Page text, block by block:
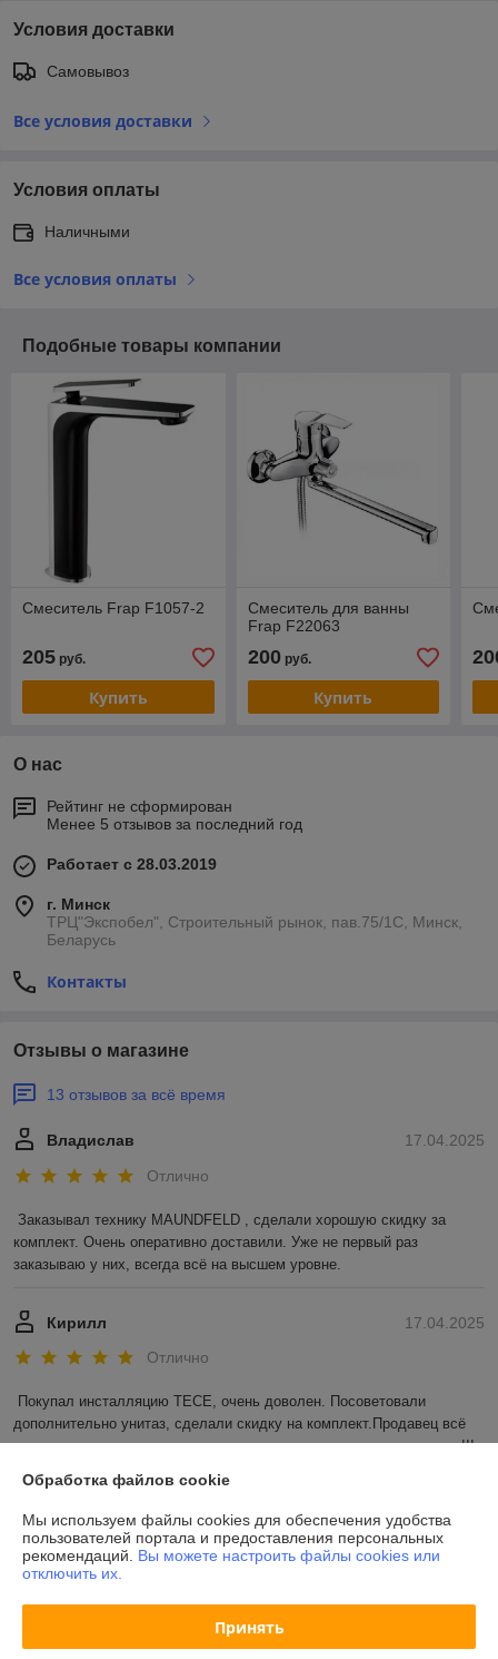
Условия доставки
Самовывоз
Все условия доставки
Условия оплаты
Наличными
Все условия оплаты
Подобные товары компании
Смеситель Frap F1057-2
205 руб.
Купить
Смеситель для ванны
Frap F22063
200руб.
Купить
О нас
Рейтинг не сформирован
Менее 5 отзывов за последний год
Работает с 28.03.2019
г. Минск
ТРЦ"Экспобел", Строительный рынок, пав.75/1С, Минск,
Беларусь
Контакты
Отзывы о магазине
13 отзывов за всё время
17.04.2025
Владислав
Отлично
Заказывал технику MAUNDFELD , сделали хорошую скидку за
комплект. Очень оперативно доставили. Уже не первый раз
заказываю у них, всегда всё на высшем уровне.
17.04.2025
Кирилл
Отлично
Покупал инсталляцию TECE, очень доволен. Посоветовали
дополнительно унитаз, сделали скидку на комплект.Продавец всё
очень грамотно рассказал и посоветовал, остался очень доволен!!!
Показать все отзывы
О нас
Обработка файлов cookie
Мы используем файлы cookies для обеспечения удобства
пользователей портала и предоставления персональных
рекомендаций. Вы можете настроить файлы cookies или
отключить их.
Принять